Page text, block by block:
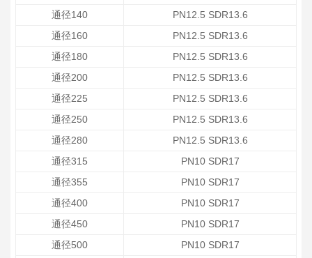
通径140
PN12.5 SDR13.6
通径160
PN12.5 SDR13.6
通径180
PN12.5 SDR13.6
通径200
PN12.5 SDR13.6
通径225
PN12.5 SDR13.6
通径250
PN12.5 SDR13.6
通径280
PN12.5 SDR13.6
通径315
PN10 SDR17
通径355
PN10 SDR17
通径400
PN10 SDR17
通径450
PN10 SDR17
通径500
PN10 SDR17